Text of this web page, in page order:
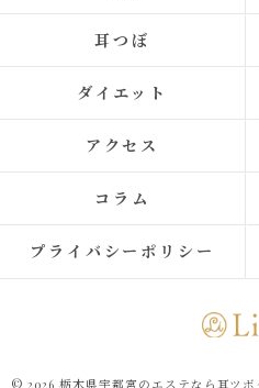
耳つぼ
ダイエット
アクセス
コラム
プライバシーポリシー
© 2026 栃木県宇都宮のエステなら耳ツ